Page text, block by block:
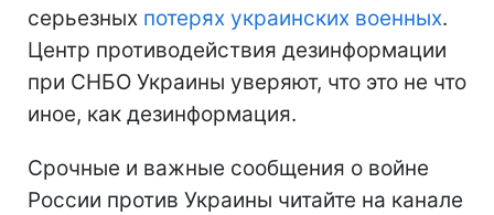
серьезных потерях украинских военных.
Центр противодействия дезинформации
при СНБО Украины уверяют, что это не что
иное, как дезинформация.
Срочные и важные сообщения о войне
России против Украины читайте на канале